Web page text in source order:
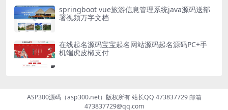
springboot vue旅游信息管理系统java源码送部
署视频万字文档
在线起名源码宝宝起名网站源码起名源码PC+手
机端虎皮椒支付
ASP300源码（asp300.net）版权所有 站长QQ 473837729 邮箱
473837729@qq.com